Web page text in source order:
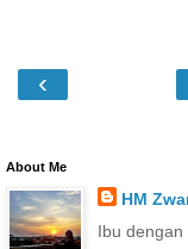
‹
About Me
HM
Ibu